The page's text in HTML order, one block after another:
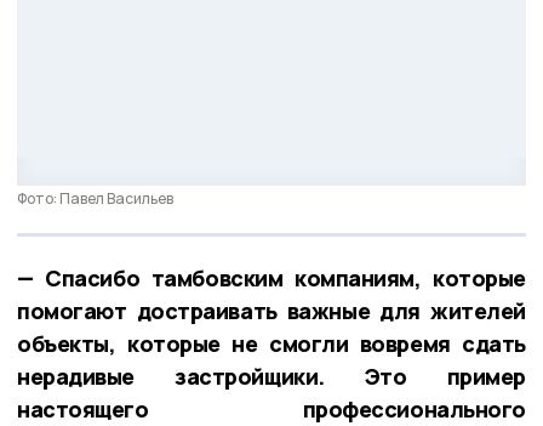
Фото: Павел Васильев
— Спасибо тамбовским компаниям, которые
помогают достраивать важные для жителей
объекты, которые не смогли вовремя сдать
нерадивые застройщики. Это пример
настоящего профессионального